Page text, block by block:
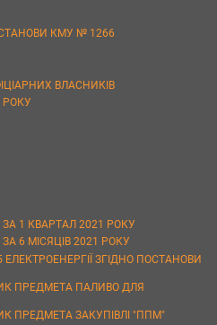
КМУ № 1266
ВЛАСНИКІВ
РОКУ
1 КВАРТАЛ 2021 РОКУ
6 МІСЯЦІВ 2021 РОКУ
ЗГІДНО ПОСТАНОВИ
ПРЕДМЕТА ПАЛИВО ДЛЯ
ПРЕДМЕТА ЗАКУПІВЛІ "ППМ"